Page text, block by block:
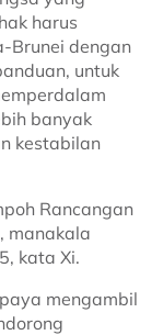
harus
Brunei dengan
untuk
banyak
kestabilan
Rancangan
manakala
kata Xi.
mengambil